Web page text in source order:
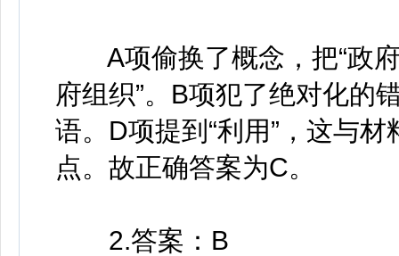
A项偷换了概念，把“政府
府组织”。B项犯了绝对化的
语。D项提到“利用”，这与
点。故正确答案为C。
2.答案：B